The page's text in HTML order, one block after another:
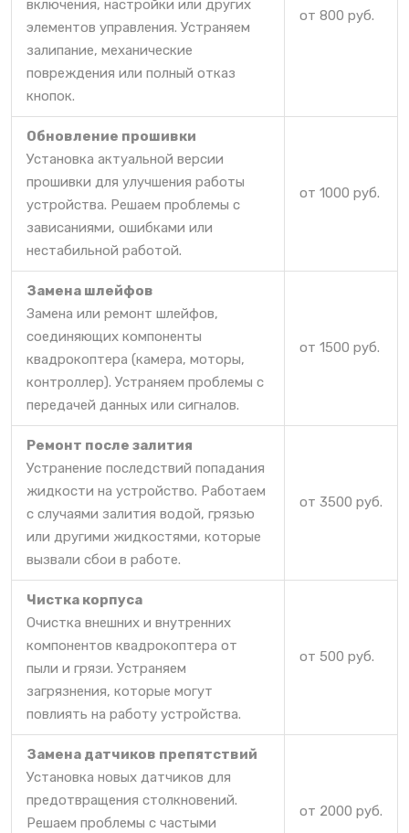
включения, настройки или других
элементов управления. Устраняем
залипание, механические
повреждения или полный отказ
кнопок.
от 800 руб.
Обновление прошивки
Установка актуальной версии
прошивки для улучшения работы
устройства. Решаем проблемы с
зависаниями, ошибками или
нестабильной работой.
от 1000 руб.
Замена шлейфов
Замена или ремонт шлейфов,
соединяющих компоненты
квадрокоптера (камера, моторы,
контроллер). Устраняем проблемы с
передачей данных или сигналов.
от 1500 руб.
Ремонт после залития
Устранение последствий попадания
жидкости на устройство. Работаем
с случаями залития водой, грязью
или другими жидкостями, которые
вызвали сбои в работе.
от 3500 руб.
Чистка корпуса
Очистка внешних и внутренних
компонентов квадрокоптера от
пыли и грязи. Устраняем
загрязнения, которые могут
повлиять на работу устройства.
от 500 руб.
Замена датчиков препятствий
Установка новых датчиков для
предотвращения столкновений.
Решаем проблемы с частыми
от 2000 руб.